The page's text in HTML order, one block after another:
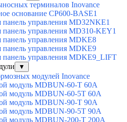
терминалов Inovance
основание CP600-BASE1
управления MD32NKE1
управления MD310-KEY1
управления MDKE8
управления MDKE9
управления MDKE9_LIFT
▼
модулей Inovance
модуль MDBUN-60-T 60A
модуль MDBUN-60-5T 60A
модуль MDBUN-90-T 90A
модуль MDBUN-90-5T 90A
модуль MDBUN-200-T 200A